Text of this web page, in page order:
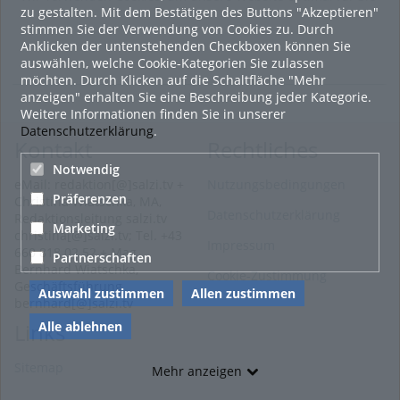
zu gestalten. Mit dem Bestätigen des Buttons "Akzeptieren"
stimmen Sie der Verwendung von Cookies zu. Durch
Anklicken der untenstehenden Checkboxen können Sie
auswählen, welche Cookie-Kategorien Sie zulassen
möchten. Durch Klicken auf die Schaltfläche "Mehr
anzeigen" erhalten Sie eine Beschreibung jeder Kategorie.
Weitere Informationen finden Sie in unserer
Datenschutzerklärung.
Notwendig
Präferenzen
Marketing
Partnerschaften
Auswahl zustimmen
Allen zustimmen
Alle ablehnen
Mehr anzeigen
Kontakt
Christina Wiatschka, MA,
Redaktionsleitung salzi.tv
christina[@]salzi.tv; Tel. +43
660 818 02 52 + Mag.
Bernhard Wiatschka,
Geschäftsführung
bernhard[@]salzi.tv
Rechtliches
Cookie-Zustimmung
Links